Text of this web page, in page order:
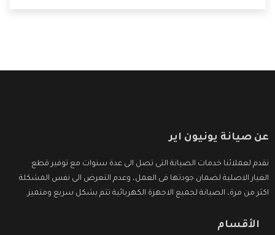
عن صيانة يونيون اير
نقدم لعملائنا خدمات الصيانة التى تصل الى عدة سنوات مع توفير قطع
الغيار الاصلية لضمان جودتها فى العمل، وعدم التعرض الى نفس المشكلة
اكثر من مرة، الصيانة لجميع الاجهزة الكهربائية تتم بشكل سريع ومتميز.
الأقسام